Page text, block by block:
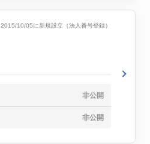
2015/10/05に新規設立（法人番号登録）
非公開
非公開